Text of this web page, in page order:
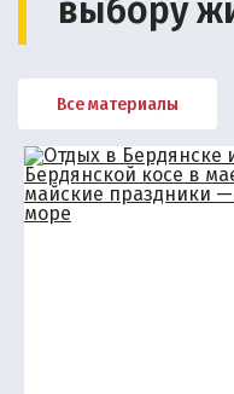
выбору
Все материалы